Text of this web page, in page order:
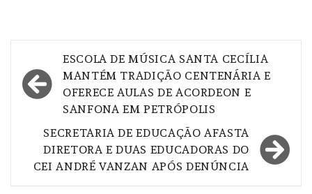
Navegação
de
Post
ESCOLA DE MÚSICA SANTA CECÍLIA
MANTÉM TRADIÇÃO CENTENÁRIA E
OFERECE AULAS DE ACORDEON E
SANFONA EM PETRÓPOLIS
SECRETARIA DE EDUCAÇÃO AFASTA
DIRETORA E DUAS EDUCADORAS DO
CEI ANDRÉ VANZAN APÓS DENÚNCIA